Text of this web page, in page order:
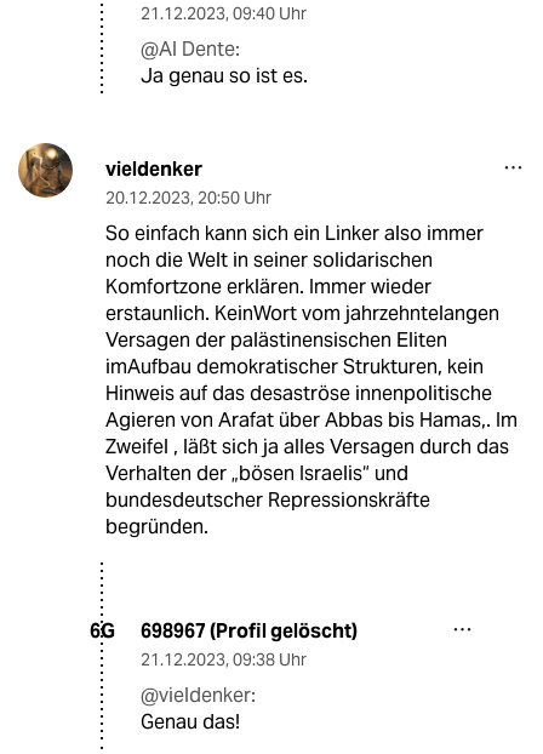
21.12.2023, 09:40 Uhr
@Al Dente:
Ja genau so ist es.
vieldenker
20.12.2023, 20:50 Uhr
So einfach kann sich ein Linker also immer
noch die Welt in seiner solidarischen
Komfortzone erklären. Immer wieder
erstaunlich. KeinWort vom jahrzehntelangen
Versagen der palästinensischen Eliten
imAufbau demokratischer Strukturen, kein
Hinweis auf das desaströse innenpolitische
Agieren von Arafat über Abbas bis Hamas,. Im
Zweifel , läßt sich ja alles Versagen durch das
Verhalten der „bösen Israelis“ und
bundesdeutscher Repressionskräfte
begründen.
6G 698967 (Profil gelöscht)
21.12.2023, 09:38 Uhr
@vieldenker:
Genau das!